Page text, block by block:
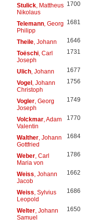
Stulick, Mattheus
Nikolaus
1700
Telemann, Georg
Philipp
1681
Theile, Johann 1646
Toëschi, Carl
Joseph
1731
Ulich, Johann 1677
Vogel, Johann
Christoph
1756
Vogler, Georg
Joseph
1749
Volckmar, Adam
Valentin
1770
Walther, Johann
Gottfried
1684
Weber, Carl
Maria von
1786
Weiss , Johann
Jacob
1662
Weiss , Sylvius
Leopold
1686
Welter, Johann
Samuel
1650